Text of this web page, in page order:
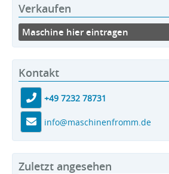
Verkaufen
Maschine hier eintragen
Kontakt
+49 7232 78731
info@maschinenfromm.de
Zuletzt angesehen